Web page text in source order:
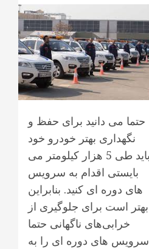
حتما می دانید برای حفظ و
نگهداری بهتر خودرو خود
باید طی 5 هزار کیلومتر می
بایستی اقدام به سرویس
های دوره ای کنید. بنابراین
بهتر است برای جلوگیری از
خرابی‌های ناگهانی حتما
سرویس های دوره ای را به